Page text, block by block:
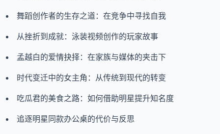
舞蹈创作者的生存之道：在竞争中寻找自我
从挫折到成就：泳装视频创作的玩家故事
孟越白的爱情抉择：在家族与媒体的夹击下
时代变迁中的女主角：从传统到现代的转变
吃瓜君的美食之路：如何借助明星提升知名度
追逐明星同款办公桌的代价与反思